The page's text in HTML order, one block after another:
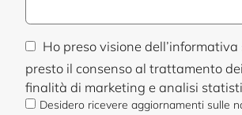
Ho preso visione
presto il consenso al trattamento
finalità di marketing e analisi
Desidero ricevere aggiornamenti sulle